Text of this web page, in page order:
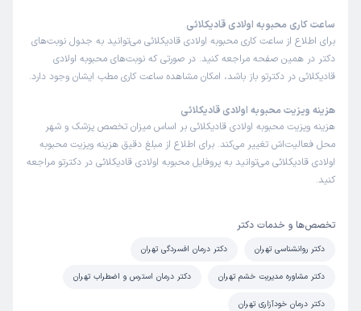
ساعت کاری محبوبه اولادی قادیکلائی
برای اطلاع از ساعت کاری محبوبه اولادی قادیکلائی می‌توانید به جدول نوبت‌های
دکتر در همین صفحه مراجعه کنید. در صورتی که نوبت‌های محبوبه اولادی
قادیکلائی در دکترتو باز باشد، امکان مشاهده ساعت کاری مطب ایشان وجود دارد.
هزینه ویزیت محبوبه اولادی قادیکلائی
هزینه ویزیت محبوبه اولادی قادیکلائی بر اساس میزان تخصص پزشک و شهر
محل فعالیت‌اش تغییر می‌کند. برای اطلاع از مبلغ دقیق هزینه ویزیت محبوبه
اولادی قادیکلائی می‌توانید به پروفایل محبوبه اولادی قادیکلائی در دکترتو مراجعه
کنید.
تخصص‌ها و خدمات دکتر
دکتر روانشناسی تهران دکتر درمان افسردگی تهران
دکتر مشاوره مدیریت خشم تهران دکتر درمان استرس و اضطراب تهران
دکتر درمان خودآزاری تهران